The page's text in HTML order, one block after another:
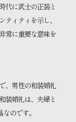
代に武士の正装と
ィティを示し、
常に重要な意味を
、男性の和装婚礼
装婚礼は、夫婦と
のです。